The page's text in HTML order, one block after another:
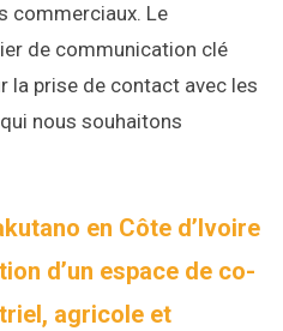
commerciaux. Le
de communication clé
la prise de contact avec les
nous souhaitons
en Côte d’Ivoire
d’un espace de co-
agricole et